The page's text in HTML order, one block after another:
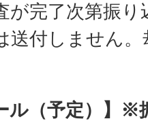
が完了次第振り
送付しません
ル（予定）】